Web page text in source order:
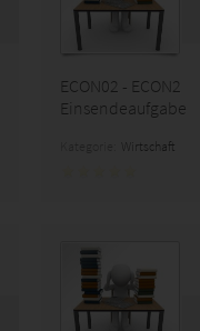
ECON02 - ECON2
Einsendeaufgabe
Wirtschaft